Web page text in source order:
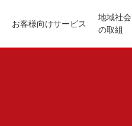
お客様向けサービス
地域社
の取組